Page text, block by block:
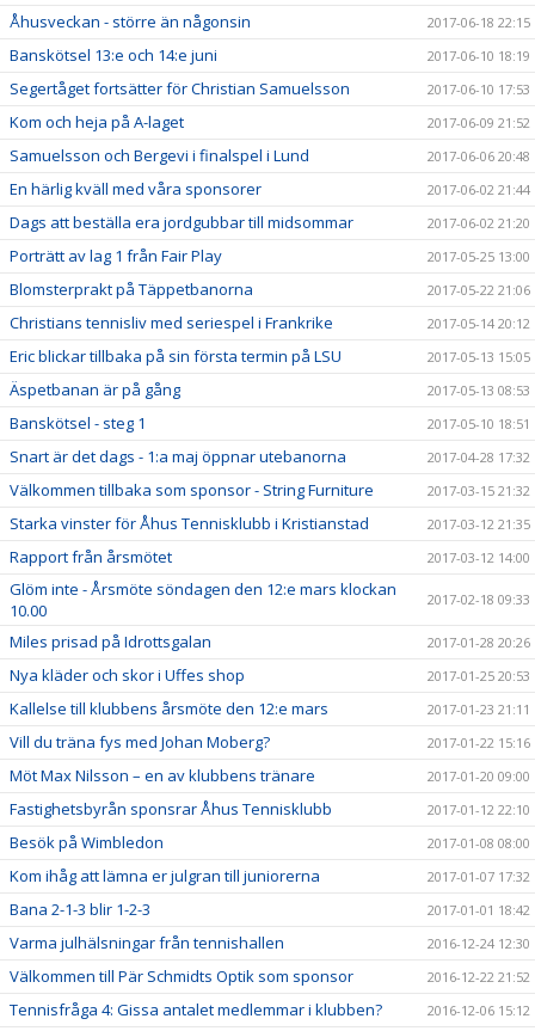
Åhusveckan - större än någonsin 2017-06-18 22:15
Banskötsel 13:e och 14:e juni 2017-06-10 18:19
Segertåget fortsätter för Christian Samuelsson 2017-06-10 17:53
Kom och heja på A-laget 2017-06-09 21:52
Samuelsson och Bergevi i finalspel i Lund 2017-06-06 20:48
En härlig kväll med våra sponsorer 2017-06-02 21:44
Dags att beställa era jordgubbar till midsommar 2017-06-02 21:20
Porträtt av lag 1 från Fair Play 2017-05-25 13:00
Blomsterprakt på Täppetbanorna 2017-05-22 21:06
Christians tennisliv med seriespel i Frankrike 2017-05-14 20:12
Eric blickar tillbaka på sin första termin på LSU 2017-05-13 15:05
Äspetbanan är på gång 2017-05-13 08:53
Banskötsel - steg 1 2017-05-10 18:51
Snart är det dags - 1:a maj öppnar utebanorna 2017-04-28 17:32
Välkommen tillbaka som sponsor - String Furniture 2017-03-15 21:32
Starka vinster för Åhus Tennisklubb i Kristianstad 2017-03-12 21:35
Rapport från årsmötet 2017-03-12 14:00
Glöm inte - Årsmöte söndagen den 12:e mars klockan
10.00
2017-02-18 09:33
Miles prisad på Idrottsgalan 2017-01-28 20:26
Nya kläder och skor i Uffes shop 2017-01-25 20:53
Kallelse till klubbens årsmöte den 12:e mars 2017-01-23 21:11
Vill du träna fys med Johan Moberg? 2017-01-22 15:16
Möt Max Nilsson – en av klubbens tränare 2017-01-20 09:00
Fastighetsbyrån sponsrar Åhus Tennisklubb 2017-01-12 22:10
Besök på Wimbledon 2017-01-08 08:00
Kom ihåg att lämna er julgran till juniorerna 2017-01-07 17:32
Bana 2-1-3 blir 1-2-3 2017-01-01 18:42
Varma julhälsningar från tennishallen 2016-12-24 12:30
Välkommen till Pär Schmidts Optik som sponsor 2016-12-22 21:52
Tennisfråga 4: Gissa antalet medlemmar i klubben? 2016-12-06 15:12